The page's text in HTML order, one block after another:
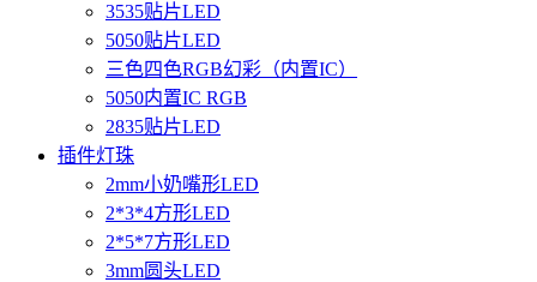
3535贴片LED
5050贴片LED
三色四色RGB幻彩（内置IC）
5050内置IC RGB
2835贴片LED
插件灯珠
2mm小奶嘴形LED
2*3*4方形LED
2*5*7方形LED
3mm圆头LED